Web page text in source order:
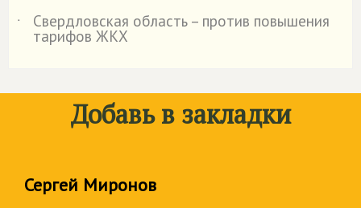
˙
Свердловская область – против повышения
тарифов ЖКХ
Добавь в закладки
Сергей Миронов